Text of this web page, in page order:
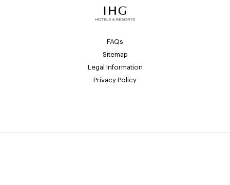
FAQs
Sitemap
Legal Information
Privacy Policy